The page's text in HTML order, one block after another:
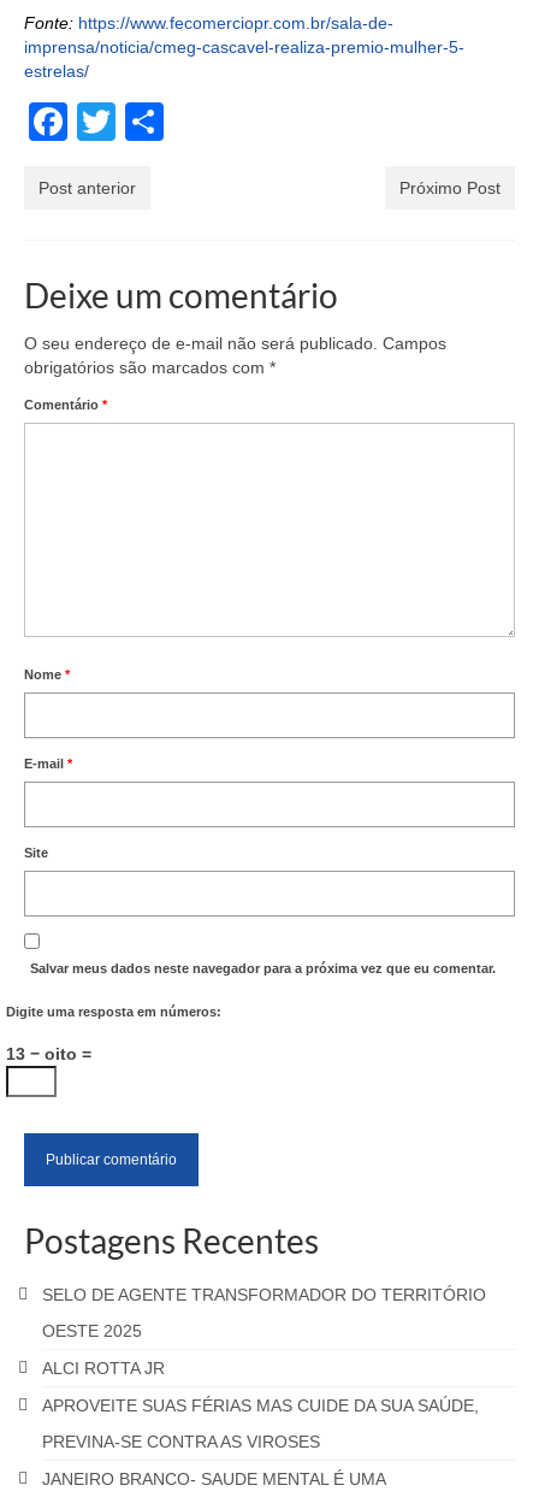
Fonte: https://www.fecomerciopr.com.br/sala-de-
imprensa/noticia/cmeg-cascavel-realiza-premio-mulher-5-
estrelas/
Facebook
Twitter
Post anterior Próximo Post
Deixe um comentário
O seu endereço de e-mail não será publicado. Campos
obrigatórios são marcados com *
Comentário *
Nome *
E-mail *
Site
Salvar meus dados neste navegador para a próxima vez que eu comentar.
Digite uma resposta em números:
13 − oito =
Postagens Recentes
SELO DE AGENTE TRANSFORMADOR DO TERRITÓRIO
OESTE 2025
ALCI ROTTA JR
APROVEITE SUAS FÉRIAS MAS CUIDE DA SUA SAÚDE,
PREVINA-SE CONTRA AS VIROSES
JANEIRO BRANCO- SAUDE MENTAL É UMA